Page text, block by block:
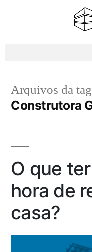
Arquivos da
Construtora
O que
hora de
casa?